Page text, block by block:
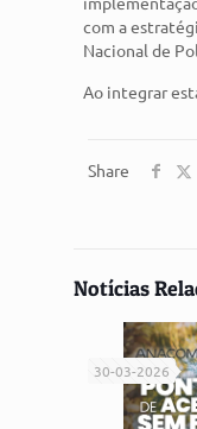
com a
Nacional de
Ao integrar
Share
Notícias
30-03-2026